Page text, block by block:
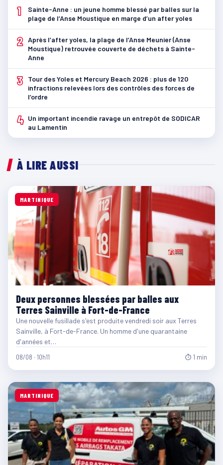
1
Sainte-Anne : un jeune homme blessé par balles sur la
plage de l’Anse Moustique en marge d’un after yoles
2 Après l’after yoles, la plage de l’Anse Meunier (Anse
Moustique) retrouvée couverte de déchets à Sainte-
Anne
3
Tour des Yoles et Mercury Beach 2026 : plus de 120
infractions relevées lors des contrôles des forces de
l’ordre
4 Un important incendie ravage un entrepôt de SODICAR
au Lamentin
À LIRE AUSSI
MARTINIQUE
Deux personnes blessées par balles aux
Terres Sainville à Fort-de-France
Une nouvelle fusillade s'est produite vendredi soir aux Terres
Sainville, à Fort-de-France. Un homme d'une quarantaine
d'années et…
08/08 · 10h11 ⏱ 1 min
MARTINIQUE